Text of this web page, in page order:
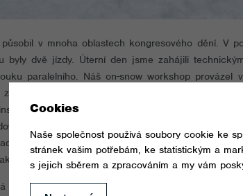
v mnoha oblastech kongresového dění. V
byly dvě jízdy. Úterní den jsme zahájili
paralelního. Náš on-snow workshop
se vytvořila i v odpoledním programu a
Představili jsme náš funkční model
podvečerní přednáška o historii APUL a o
že je o náš program takový zájem.
na sněhu, tak večer v přednáškové místnosti.
čítala jedenáct členů stihla během kongresu